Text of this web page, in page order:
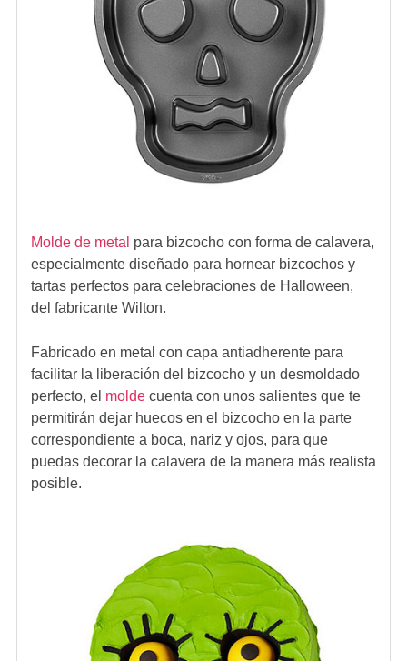
Molde de metal para bizcocho con forma de calavera,
especialmente diseñado para hornear bizcochos y
tartas perfectos para celebraciones de Halloween,
del fabricante Wilton.
Fabricado en metal con capa antiadherente para
facilitar la liberación del bizcocho y un desmoldado
perfecto, el moldecuenta con unos salientes que te
permitirán dejar huecos en el bizcocho en la parte
correspondiente a boca, nariz y ojos, para que
puedas decorar la calavera de la manera más realista
posible.